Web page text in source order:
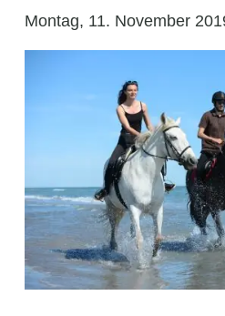
Montag, 11. November